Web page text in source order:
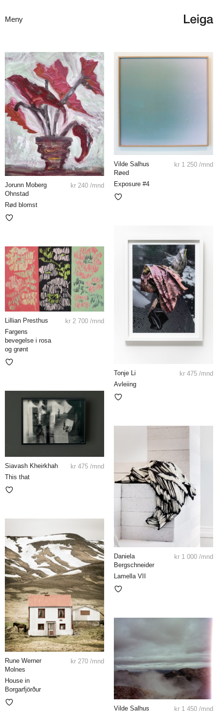
Meny
Jorunn Moberg
Ohnstad
Rød blomst
kr 240 /mnd
Vilde Salhus
Røed
Exposure #4
kr 1 250 /mnd
Tonje Li
Avleiing
kr 475 /mnd
Lillian Presthus
Fargens
bevegelse i rosa
og grønt
kr 2 700 /mnd
Siavash Kheirkhah
This that
kr 475 /mnd
Daniela
Bergschneider
Lamella VII
kr 1 000 /mnd
Rune Werner
Molnes
House in
Borgarfjörður
kr 270 /mnd
Vilde Salhus
kr 1 450 /mnd